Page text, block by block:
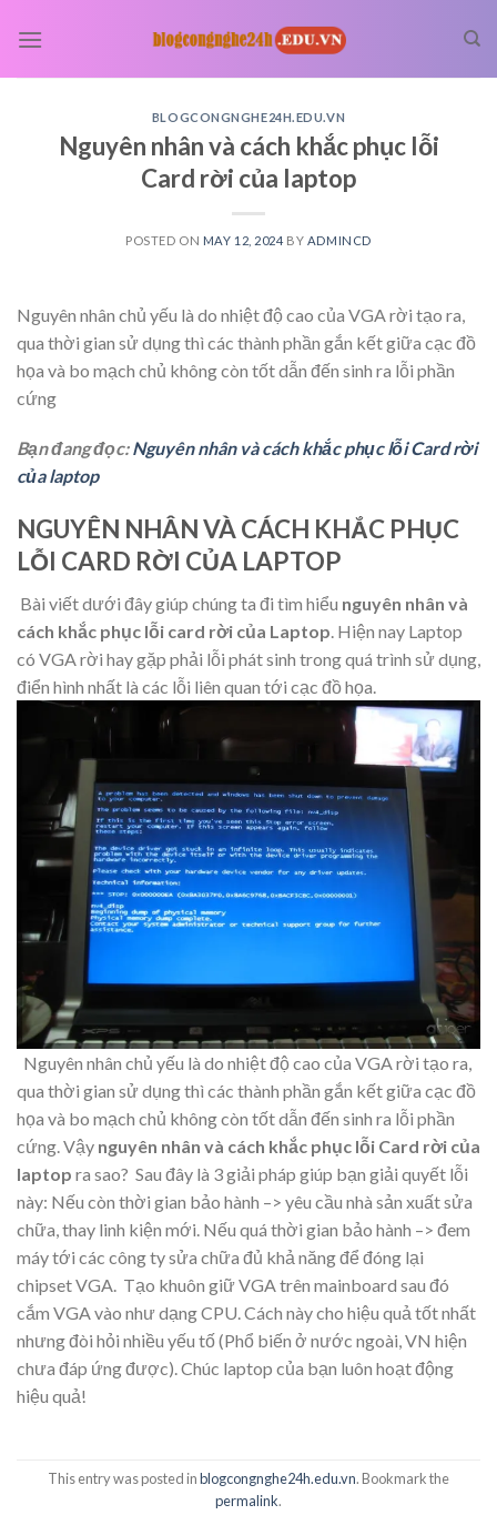
BLOGCONGNGHE24H.EDU.VN
Nguyên nhân và cách khắc phục lỗi
Card rời của laptop
POSTED ON MAY 12, 2024 BY ADMINCD
Nguyên nhân chủ yếu là do nhiệt độ cao của VGA rời tạo ra,
qua thời gian sử dụng thì các thành phần gắn kết giữa cạc đồ
họa và bo mạch chủ không còn tốt dẫn đến sinh ra lỗi phần
cứng
Bạn đang đọc:Nguyên nhân và cách khắc phục lỗi Card rời
của laptop
NGUYÊN NHÂN VÀ CÁCH KHẮC PHỤC
LỖI CARD RỜI CỦA LAPTOP
Bài viết dưới đây giúp chúng ta đi tìm hiểu nguyên nhân và
cách khắc phục lỗi card rời của Laptop. Hiện nay Laptop
có VGA rời hay gặp phải lỗi phát sinh trong quá trình sử dụng,
điển hình nhất là các lỗi liên quan tới cạc đồ họa.
Nguyên nhân chủ yếu là do nhiệt độ cao của VGA rời tạo ra,
qua thời gian sử dụng thì các thành phần gắn kết giữa cạc đồ
họa và bo mạch chủ không còn tốt dẫn đến sinh ra lỗi phần
cứng. Vậy nguyên nhân và cách khắc phục lỗi Card rời của
laptop ra sao? Sau đây là 3 giải pháp giúp bạn giải quyết lỗi
này: Nếu còn thời gian bảo hành –> yêu cầu nhà sản xuất sửa
chữa, thay linh kiện mới. Nếu quá thời gian bảo hành –> đem
máy tới các công ty sửa chữa đủ khả năng để đóng lại
chipset VGA. Tạo khuôn giữ VGA trên mainboard sau đó
cắm VGA vào như dạng CPU. Cách này cho hiệu quả tốt nhất
nhưng đòi hỏi nhiều yếu tố (Phổ biến ở nước ngoài, VN hiện
chưa đáp ứng được). Chúc laptop của bạn luôn hoạt động
hiệu quả!
This entry was posted inblogcongnghe24h.edu.vn. Bookmark the
permalink.